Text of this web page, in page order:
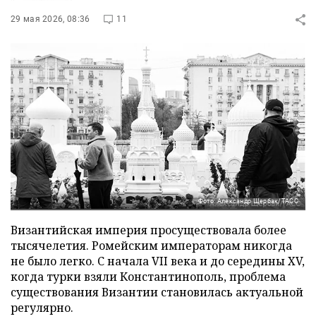
29 мая 2026, 08:36 11
Фото: Александр Щербак/ТАСС
Византийская империя просуществовала более
тысячелетия. Ромейским императорам никогда
не было легко. С начала VII века и до середины XV,
когда турки взяли Константинополь, проблема
существования Византии становилась актуальной
регулярно.